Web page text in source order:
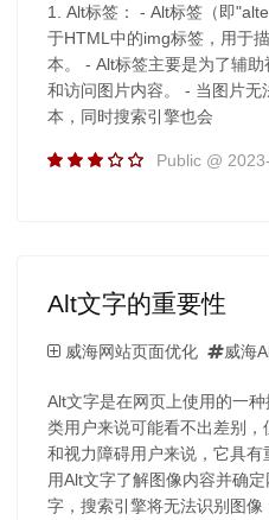
1. Alt标签： - Alt标签（即
于HTML中的img标签，用于
本。 - Alt标签主要是为了辅
和访问图片内容。 - 当图片无
本，同时搜索引擎也会
Public @
Alt文字的重要性
威海网站页面优化 威海
Alt文字是在网页上使用的一
类用户来说可能看不出差别
和视力障碍用户来说，它具
用Alt文字了解图像内容并确
字，搜索引擎将无法识别图